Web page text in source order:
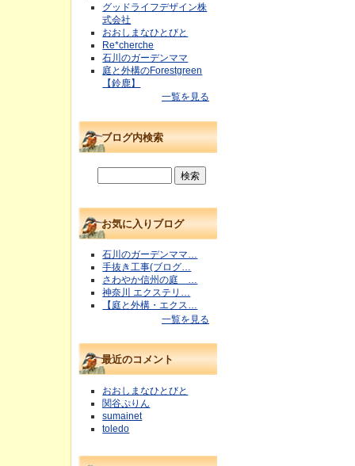
グッドライフデザイン株
式会社
おおしまなひとびと
Re*cherche
石川のガーデンママ
庭と外構のForestgreen
【鈴鹿】
一覧を見る
ブログ内検索
お気に入りブログ
石川のガーデンママ…
手抜き工事(ブログ…
さわやか信州の庭 …
神奈川 エクステリ…
【庭と外構・エクス…
一覧を見る
最近のコメント
おおしまなひとびと
関谷ぷりん
sumainet
toledo